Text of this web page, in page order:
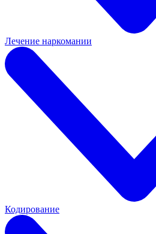
Лечение наркомании
Кодирование